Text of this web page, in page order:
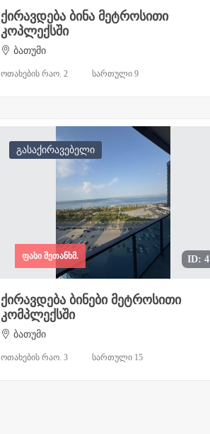
ქირავდება ბინა მეტროსითი
კოპლექსში
ბათუმი
ოთახების რაო. 2 სართული 9
გასაქირავებელი
ID: 4
ფასი შეთანხმ.
ქირავდება ბინები მეტროსითი
კომპლექსში
ბათუმი
ოთახების რაო. 3 სართული 15